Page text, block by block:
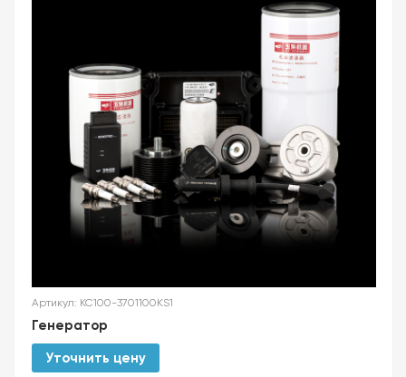
Артикул: KC100-3701100KS1
Генератор
Уточнить цену